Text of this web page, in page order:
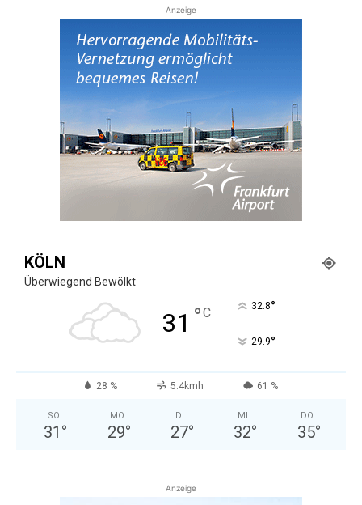
Anzeige
KÖLN
Überwiegend Bewölkt
31 °C 32.8°
29.9°
28 % 5.4kmh 61 %
SO.
31 °
MO.
29°
DI.
27°
MI.
32°
DO.
35°
Anzeige